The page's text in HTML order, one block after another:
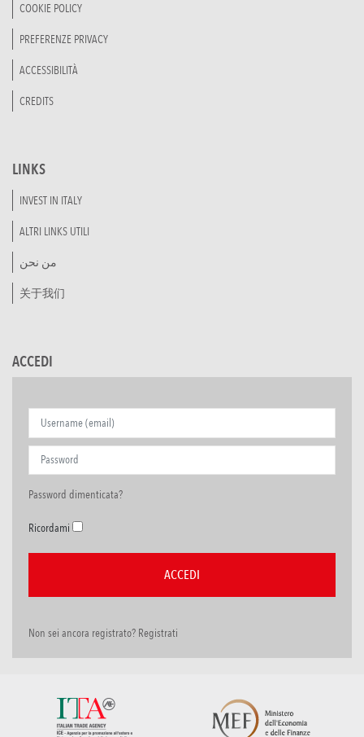
COOKIE POLICY
PREFERENZE PRIVACY
ACCESSIBILITÀ
CREDITS
LINKS
INVEST IN ITALY
ALTRI LINKS UTILI
من نحن
关于我们
ACCEDI
Password dimenticata?
Ricordami
Non sei ancora registrato? Registrati